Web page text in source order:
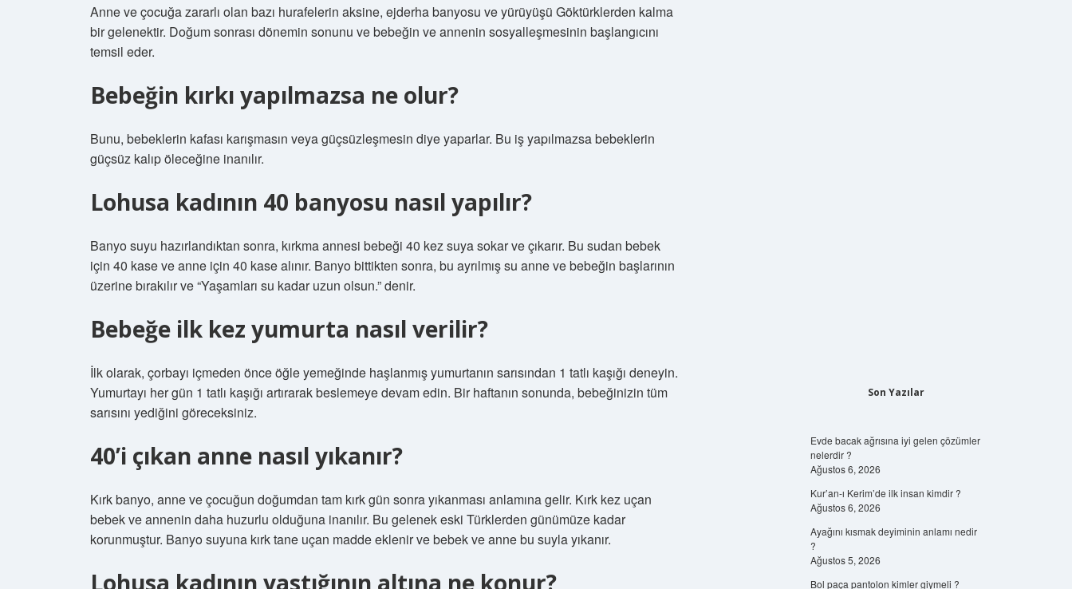
Anne ve çocuğa zararlı olan bazı hurafelerin aksine, ejderha banyosu ve yürüyüşü Göktürklerden kalma
bir gelenektir. Doğum sonrası dönemin sonunu ve bebeğin ve annenin sosyalleşmesinin başlangıcını
temsil eder.
Bebeğin kırkı yapılmazsa ne olur?
Bunu, bebeklerin kafası karışmasın veya güçsüzleşmesin diye yaparlar. Bu iş yapılmazsa bebeklerin
güçsüz kalıp öleceğine inanılır.
Lohusa kadının 40 banyosu nasıl yapılır?
Banyo suyu hazırlandıktan sonra, kırkma annesi bebeği 40 kez suya sokar ve çıkarır. Bu sudan bebek
için 40 kase ve anne için 40 kase alınır. Banyo bittikten sonra, bu ayrılmış su anne ve bebeğin başlarının
üzerine bırakılır ve “Yaşamları su kadar uzun olsun.” denir.
Bebeğe ilk kez yumurta nasıl verilir?
İlk olarak, çorbayı içmeden önce öğle yemeğinde haşlanmış yumurtanın sarısından 1 tatlı kaşığı deneyin.
Yumurtayı her gün 1 tatlı kaşığı artırarak beslemeye devam edin. Bir haftanın sonunda, bebeğinizin tüm
sarısını yediğini göreceksiniz.
40’i çıkan anne nasıl yıkanır?
Kırk banyo, anne ve çocuğun doğumdan tam kırk gün sonra yıkanması anlamına gelir. Kırk kez uçan
bebek ve annenin daha huzurlu olduğuna inanılır. Bu gelenek eski Türklerden günümüze kadar
korunmuştur. Banyo suyuna kırk tane uçan madde eklenir ve bebek ve anne bu suyla yıkanır.
Lohusa kadının yastığının altına ne konur?
Son Yazılar
Evde bacak ağrısına iyi gelen çözümler
nelerdir ?
Ağustos 6, 2026
Kur’an-ı Kerim’de ilk insan kimdir ?
Ağustos 6, 2026
Ayağını kısmak deyiminin anlamı nedir
?
Ağustos 5, 2026
Bol paça pantolon kimler giymeli ?